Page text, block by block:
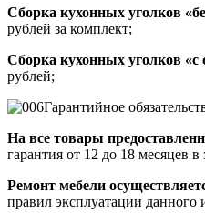
Сборка кухонных уголков
рублей за комплект;
Сборка кухонных уголков
рублей;
Гарантийное
На все товары
гарантия от 12 до 18 месяцев
Ремонт мебели
правил эксплуатации данного